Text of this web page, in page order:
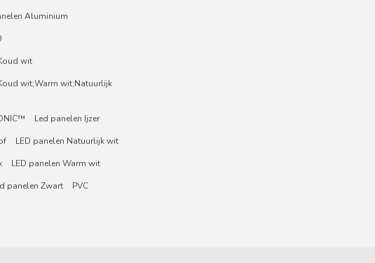
Aluminium
wit
wit;Warm wit;Natuurlijk
Led panelen Ijzer
LED panelen Natuurlijk wit
LED panelen Warm wit
panelen Zwart PVC